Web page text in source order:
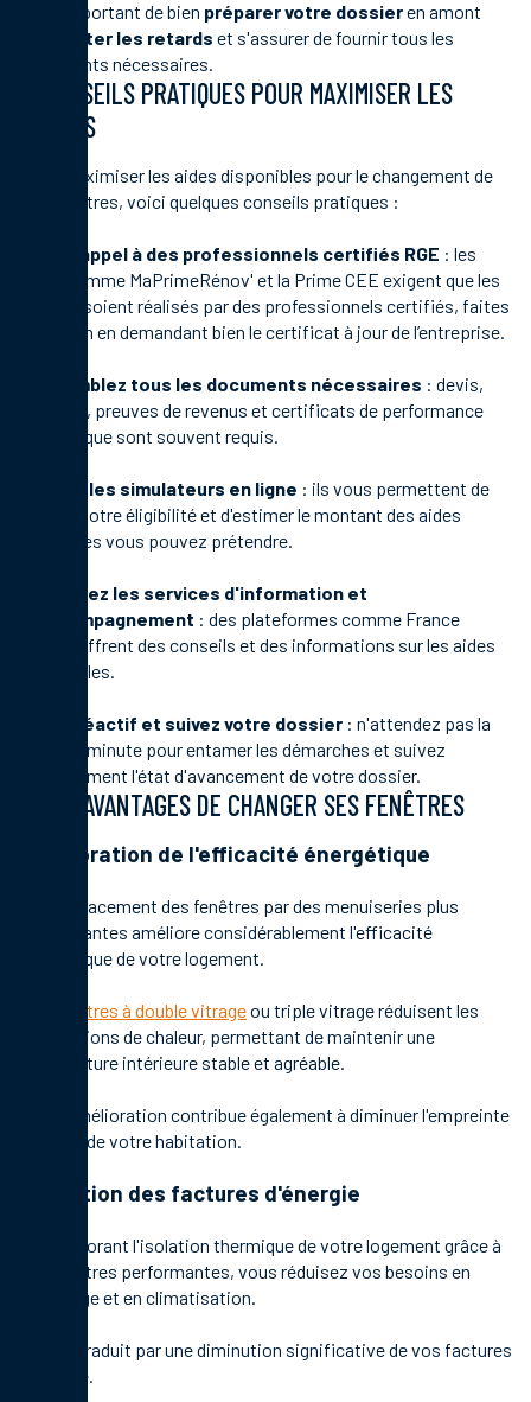
C’est important de bien préparer votre dossieren amont
éviter les retards et s'assurer de fournir tous les
documents nécessaires.
CONSEILS PRATIQUES POUR MAXIMISER LES
AIDES
Pour maximiser les aides disponibles pour le changement de
vos fenêtres, voici quelques conseils pratiques :
Faites appel à des professionnels certifiés RGE : les
aides comme MaPrimeRénov' et la Prime CEE exigent que les
travaux soient réalisés par des professionnels certifiés, faites
attention en demandant bien le certificat à jour de l’entreprise.
Rassemblez tous les documents nécessaires : devis,
factures, preuves de revenus et certificats de performance
énergétique sont souvent requis.
Utilisez les simulateurs en ligne : ils vous permettent de
vérifier votre éligibilité et d'estimer le montant des aides
auxquelles vous pouvez prétendre.
Consultez les services d'information et
d'accompagnement : des plateformes comme France
Rénov' offrent des conseils et des informations sur les aides
disponibles.
Soyez réactif et suivez votre dossier : n'attendez pas la
dernière minute pour entamer les démarches et suivez
régulièrement l'état d'avancement de votre dossier.
LES AVANTAGES DE CHANGER SES FENÊTRES
Amélioration de l'efficacité énergétique
Le remplacement des fenêtres par des menuiseries plus
performantes améliore considérablement l'efficacité
énergétique de votre logement.
Les fenêtres à double vitrageou triple vitrage réduisent les
déperditions de chaleur, permettant de maintenir une
température intérieure stable et agréable.
Cette amélioration contribue également à diminuer l'empreinte
carbone de votre habitation.
Réduction des factures d'énergie
En améliorant l'isolation thermique de votre logement grâce à
des fenêtres performantes, vous réduisez vos besoins en
chauffage et en climatisation.
Cela se traduit par une diminution significative de vos factures
d'énergie.